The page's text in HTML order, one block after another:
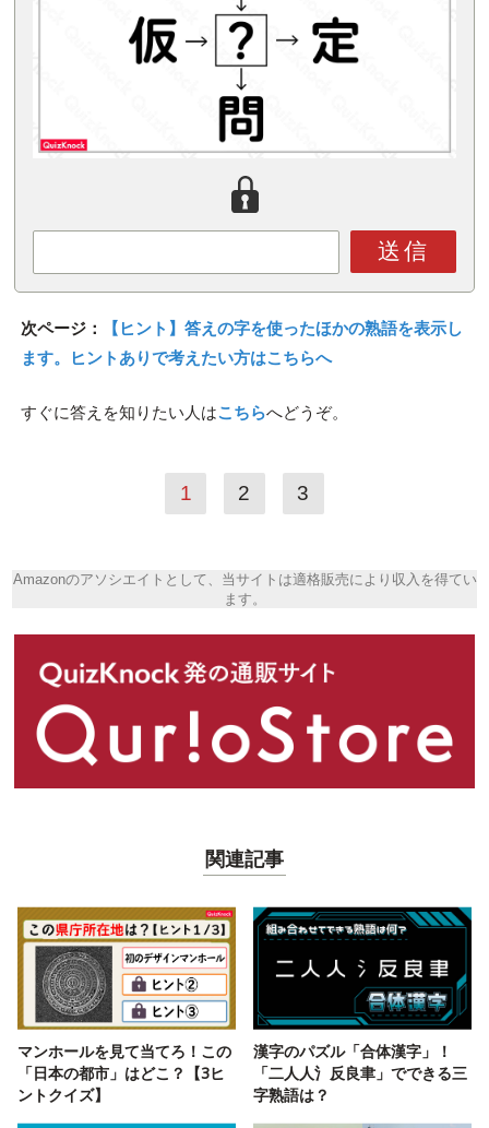
送信
次ページ：
【ヒント】答えの字を使ったほかの熟語を表示し
ます。ヒントありで考えたい方はこちらへ
すぐに答えを知りたい人はこちらへどうぞ。
1 2 3
Amazonのアソシエイトとして、当サイトは適格販売により収入を得てい
ます。
関連記事
マンホールを見て当てろ！この
「日本の都市」はどこ？【3ヒ
ントクイズ】
漢字のパズル「合体漢字」！
「二人人氵反良聿」でできる三
字熟語は？